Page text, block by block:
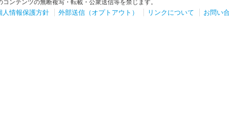
ンテンツの無断複写・転載・公衆送信等を禁じます。
人情報保護方針 外部送信（オプトアウト） リンクについて お問い